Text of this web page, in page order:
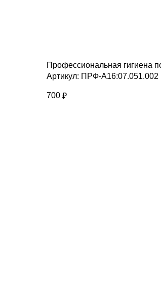
Профессиональная гигиена
Артикул: ПРФ-А16:07.051.002
700 ₽